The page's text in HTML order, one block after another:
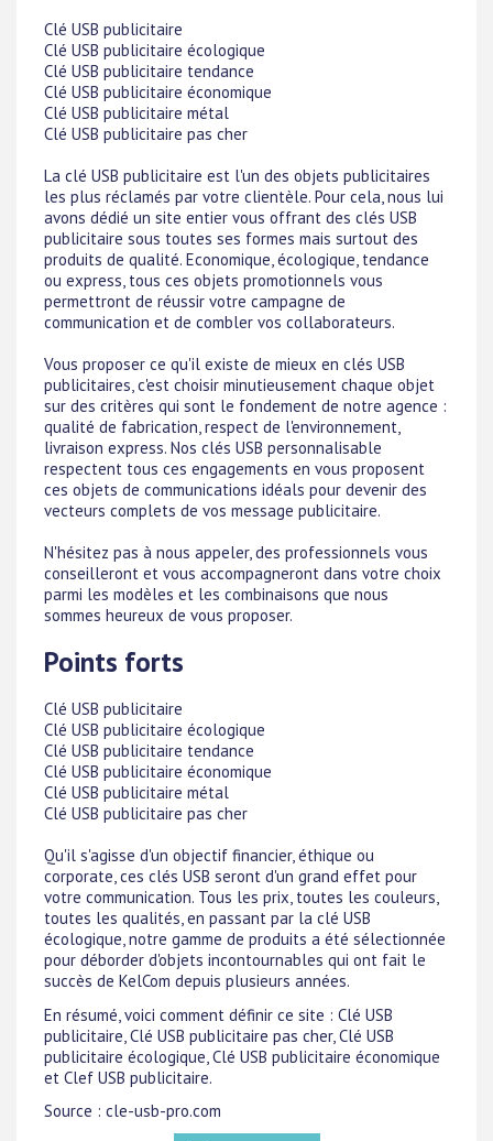
Clé USB publicitaire
Clé USB publicitaire écologique
Clé USB publicitaire tendance
Clé USB publicitaire économique
Clé USB publicitaire métal
Clé USB publicitaire pas cher
La clé USB publicitaire est l'un des objets publicitaires
les plus réclamés par votre clientèle. Pour cela, nous lui
avons dédié un site entier vous offrant des clés USB
publicitaire sous toutes ses formes mais surtout des
produits de qualité. Economique, écologique, tendance
ou express, tous ces objets promotionnels vous
permettront de réussir votre campagne de
communication et de combler vos collaborateurs.
Vous proposer ce qu'il existe de mieux en clés USB
publicitaires, c'est choisir minutieusement chaque objet
sur des critères qui sont le fondement de notre agence :
qualité de fabrication, respect de l'environnement,
livraison express. Nos clés USB personnalisable
respectent tous ces engagements en vous proposent
ces objets de communications idéals pour devenir des
vecteurs complets de vos message publicitaire.
N'hésitez pas à nous appeler, des professionnels vous
conseilleront et vous accompagneront dans votre choix
parmi les modèles et les combinaisons que nous
sommes heureux de vous proposer.
Points forts
Clé USB publicitaire
Clé USB publicitaire écologique
Clé USB publicitaire tendance
Clé USB publicitaire économique
Clé USB publicitaire métal
Clé USB publicitaire pas cher
Qu'il s'agisse d'un objectif financier, éthique ou
corporate, ces clés USB seront d'un grand effet pour
votre communication. Tous les prix, toutes les couleurs,
toutes les qualités, en passant par la clé USB
écologique, notre gamme de produits a été sélectionnée
pour déborder d'objets incontournables qui ont fait le
succès de KelCom depuis plusieurs années.
En résumé, voici comment définir ce site : Clé USB
publicitaire, Clé USB publicitaire pas cher, Clé USB
publicitaire écologique, Clé USB publicitaire économique
et Clef USB publicitaire.
Source : cle-usb-pro.com